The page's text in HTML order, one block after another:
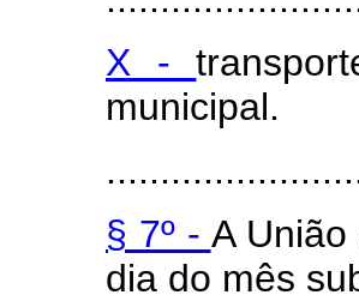
X -
municipal.
§ 7º - A
dia do mês